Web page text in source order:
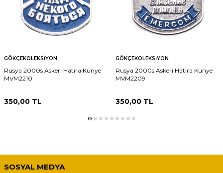
GÖKÇEKOLEKSIYON
Rusya 2000s Askeri Hatıra Künye
MVM2210
350,00 TL
GÖKÇEKOLEKSIYON
Rusya 2000s Askeri Hatıra Künye
MVM2209
350,00TL
SOSYAL MEDYA